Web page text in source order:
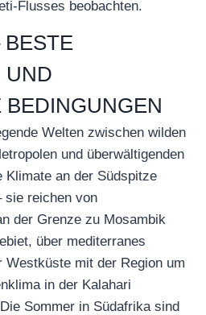
Flusses beobachten.
BESTE
UND
BEDINGUNGEN
Welten zwischen wilden
und überwältigenden
Klimate an der Südspitze
sie reichen von
der Grenze zu Mosambik
über mediterranes
Westküste mit der Region um
in der Kalahari
Sommer in Südafrika sind